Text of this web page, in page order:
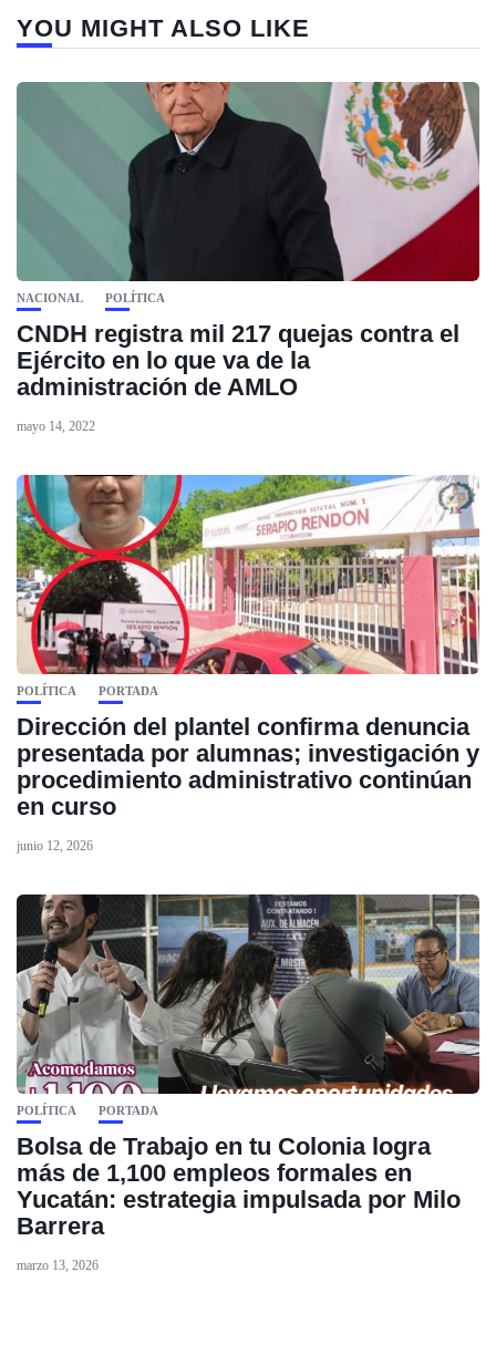
YOU MIGHT ALSO LIKE
NACIONAL POLÍTICA
CNDH registra mil 217 quejas contra el
Ejército en lo que va de la
administración de AMLO
mayo 14, 2022
POLÍTICA PORTADA
Dirección del plantel confirma denuncia
presentada por alumnas; investigación y
procedimiento administrativo continúan
en curso
junio 12, 2026
POLÍTICA PORTADA
Bolsa de Trabajo en tu Colonia logra
más de 1,100 empleos formales en
Yucatán: estrategia impulsada por Milo
Barrera
marzo 13, 2026